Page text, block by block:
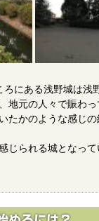
にある浅野城は浅
地元の人々で賑わ
たかのような感じの
じられる城となっ